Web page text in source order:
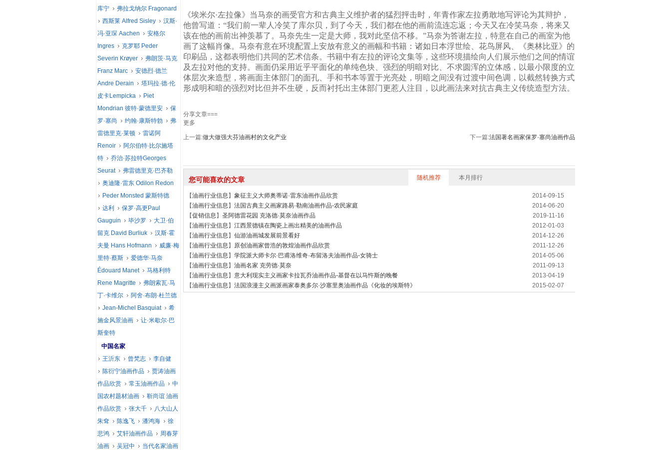
《埃米尔·左拉像》当马奈的画受官方和古典主义维护者的猛烈抨击时，年青作家左拉勇敢地写评论为其辩护，
他曾写道：“我们前一辈人冷笑了库尔贝，到了今天，我们都在他的画前流连忘返；今天又在冷笑马奈，将来又
该在他的画前出神羡慕了。马奈先生一定是大师，我对此坚信不移。”马奈为答谢左拉，特意在自己的画室为他
画了这幅肖像。马奈有意在环境配置上安放有意义的画幅和书籍：诸如日本浮世绘、花鸟屏风、《奥林比亚》的
印刷品，这都表明他们共同的艺术信条。书籍中有左拉的评论文集等，这些环境描绘向人们展示他们之间的情谊
及左拉对他的支持。画面仍采用近乎平面化的单纯色块、强烈的明暗对比、不求圆浑的立体感，以最小限度的立
体层次来造型，将画面主体部门的面孔、手和书本等置于光亮处，明暗之间没有过渡中间色调，以截然转换方式
形成明和暗的强烈对比但并不生硬，反而衬托出主体部门更惹人注目，以此画法来对抗古典主义传统造型方法。
分享文章===
更多
上一篇:做大做强大芬油画村的文化产业 下一篇:法国著名画家保罗·塞尚油画作品
您可能喜欢的文章 随机推荐 本月排行
2014-09-15
【油画行业信息 】 象征主义大师奥蒂诺·雷东油画作品欣赏
2014-06-20
【油画行业信息 】 法国古典主义画家路易·勒南油画作品-农民家庭
2019-11-16
【促销信息 】 圣阿德雷花园 克洛德·莫奈油画作品
2012-01-03
【油画行业信息 】 江西景德镇在陶瓷上画出精美的油画作品
2014-12-26
【油画行业信息 】 仙游油画城发展前景看好
2011-12-26
【油画行业信息 】 原创油画家曾浩的敦煌油画作品欣赏
2014-05-06
【油画行业信息 】 学院派大师卡尔·巴甫洛维奇·布留洛夫油画作品-女骑士
2011-09-13
【油画行业信息 】 油画名家 克劳德·莫奈
2013-04-19
【油画行业信息 】 意大利现实主义画家卡拉瓦乔油画作品-基督在以马忤斯的晚餐
2015-02-07
【油画行业信息 】 法国浪漫主义画派画家泰奥多尔·沙塞里奥油画作品《化妆的埃斯特》
库宁
弗拉戈纳尔 Fragonard
西斯莱 Alfred Sisley
汉斯·
冯·亚琛 Aachen
安格尔
Ingres
克罗耶 Peder
Severin Krøyer
弗朗茨·马克
Franz Marc
安德烈·德兰
Andre Derain
塔玛拉·德·伦
皮卡Lempicka
Piet
Mondrian 彼特·蒙德里安
保
罗·塞尚
约翰·康斯特勃
弗
雷德里克·莱顿
雷诺阿
Renoir
阿尔伯特·比尔施塔
特
乔治·苏拉特Georges
Seurat
弗雷德里克·巴齐勒
奥迪隆·雷东 Odilon Redon
Peder Monsted 蒙斯特德
达利
保罗·高更Paul
Gauguin
毕沙罗
大卫·伯
留克 David Burliuk
汉斯·霍
夫曼 Hans Hofmann
威廉·梅
里特·蔡斯
爱德华·马奈
Édouard Manet
马格利特
Rene Magritte
弗朗索瓦·马
丁·卡维尔
阿舍·布朗·杜兰德
Jean-Michel Basquiat
希
施金风景油画
让·米歇尔·巴
斯奎特
中国名家
王沂东
曾梵志
李自健
陈衍宁油画作品
贾涛油画
作品欣赏
常玉油画作品
中
国农村题材油画
靳尚谊 油画
作品欣赏
张大千
八大山人
朱耷
陈逸飞 潘鸿海
徐
悲鸿
艾轩油画作品
周春芽
油画
吴冠中
当代名家油画